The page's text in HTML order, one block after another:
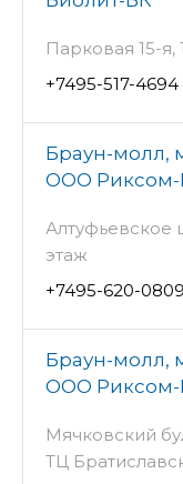
Парковая 15-я,
+7495-517-4694
Браун-молл,
ООО
Алтуфьевское
этаж
+7495-620-0809
Браун-молл,
ООО
Мячковский
ТЦ